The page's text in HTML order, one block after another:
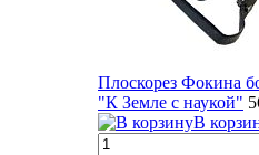
Плоскорез Фокина
"К Земле с наукой"
В